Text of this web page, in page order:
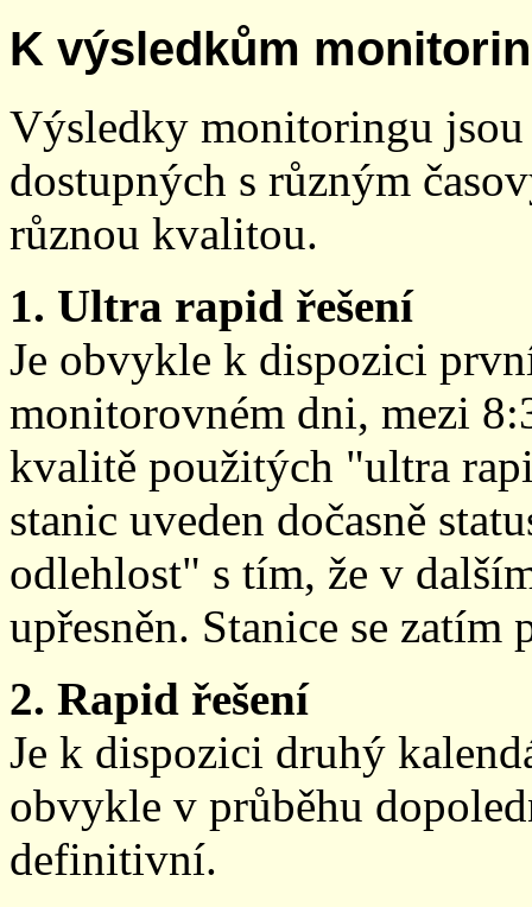
K výsledkům
Výsledky monitoringu
dostupných s různým
různou kvalitou.
1. Ultra rapid řešení
Je obvykle k dispozici
monitorovném dni, mezi
kvalitě použitých "ultra
stanic uveden dočasně
odlehlost" s tím, že v
upřesněn. Stanice se zatím
2. Rapid řešení
Je k dispozici druhý
obvykle v průběhu
definitivní.